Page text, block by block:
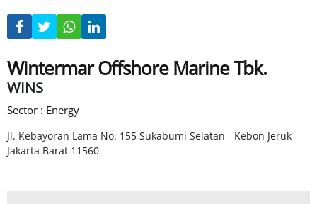
Wintermar Offshore Marine Tbk.
WINS
Sector : Energy
Jl. Kebayoran Lama No. 155 Sukabumi Selatan - Kebon Jeruk
Jakarta Barat 11560